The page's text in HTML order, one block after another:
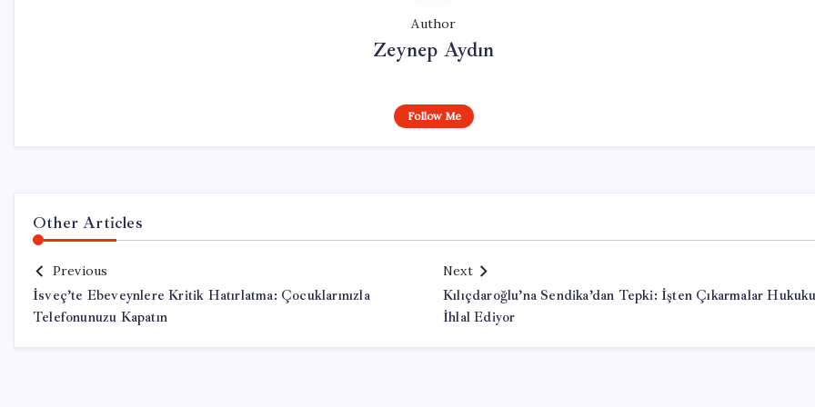
Author
Zeynep Aydın
Follow Me
Other Articles
Previous
İsveç’te Ebeveynlere Kritik Hatırlatma: Çocuklarınızla
Telefonunuzu Kapatın
Next
Kılıçdaroğlu’na Sendika’dan Tepki: İşten Çıkarmalar
İhlal Ediyor